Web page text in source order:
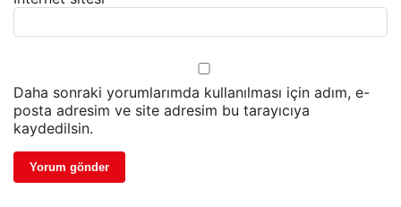
Daha sonraki yorumlarımda kullanılması için adım, e-
posta adresim ve site adresim bu tarayıcıya
kaydedilsin.